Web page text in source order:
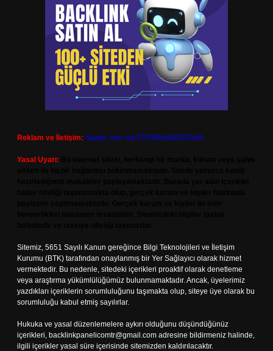
Reklam ve İletişim: Skype: live:.cid.575569c608265c69
Yasal Uyarı:
Sitemiz, 5651 Sayılı Kanun gereğince Bilgi Teknolojileri ve İletişim
Kurumu (BTK) tarafından onaylanmış bir Yer Sağlayıcı olarak hizmet
vermektedir. Bu nedenle, sitedeki içerikleri proaktif olarak denetleme
veya araştırma yükümlülüğümüz bulunmamaktadır. Ancak, üyelerimiz
yazdıkları içeriklerin sorumluluğunu taşımakta olup, siteye üye olarak bu
sorumluluğu kabul etmiş sayılırlar.
Hukuka ve yasal düzenlemelere aykırı olduğunu düşündüğünüz
içerikleri, backlinkpanelicomtr@gmail.com adresine bildirmeniz halinde,
ilgili içerikler yasal süre içerisinde sitemizden kaldırılacaktır.